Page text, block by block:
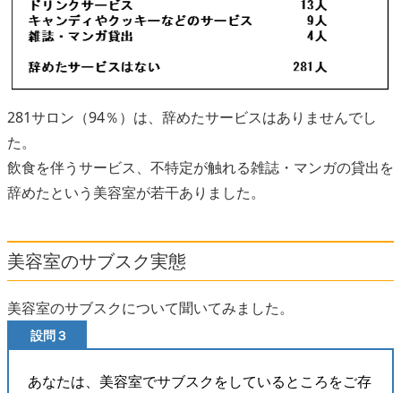
281サロン（94％）は、辞めたサービスはありませんでし
た。
飲食を伴うサービス、不特定が触れる雑誌・マンガの貸出を
辞めたという美容室が若干ありました。
美容室のサブスク実態
美容室のサブスクについて聞いてみました。
設問３
あなたは、美容室でサブスクをしているところをご存